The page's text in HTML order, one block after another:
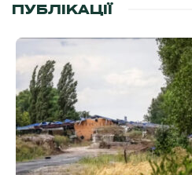
ПУБЛІКАЦІЇ